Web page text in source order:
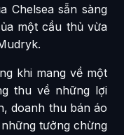
Chelsea sẵn sàng
một cầu thủ vừa
khi mang về một
thu về những lợi
doanh thu bán áo
tưởng chừng